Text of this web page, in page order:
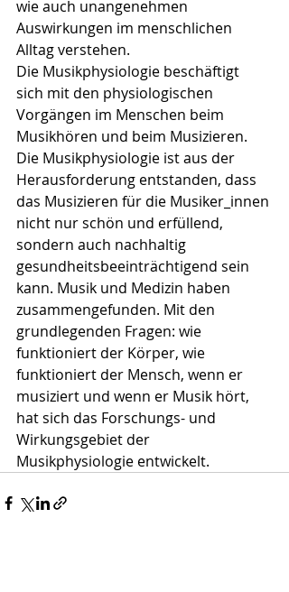
wie auch unangenehmen
Auswirkungen im menschlichen
Alltag verstehen.
Die Musikphysiologie beschäftigt
sich mit den physiologischen
Vorgängen im Menschen beim
Musikhören und beim Musizieren.
Die Musikphysiologie ist aus der
Herausforderung entstanden, dass
das Musizieren für die Musiker_innen
nicht nur schön und erfüllend,
sondern auch nachhaltig
gesundheitsbeeinträchtigend sein
kann. Musik und Medizin haben
zusammengefunden. Mit den
grundlegenden Fragen: wie
funktioniert der Körper, wie
funktioniert der Mensch, wenn er
musiziert und wenn er Musik hört,
hat sich das Forschungs- und
Wirkungsgebiet der
Musikphysiologie entwickelt.